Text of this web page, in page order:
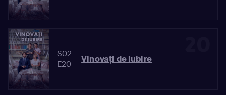
S02
E20
Vinovaţi de iubire